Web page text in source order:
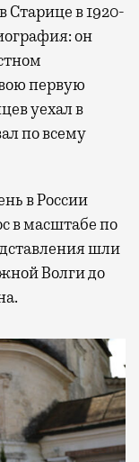
в 1920-
он
первую
уехал в
по всему
в России
в масштабе по
шли
Волги до